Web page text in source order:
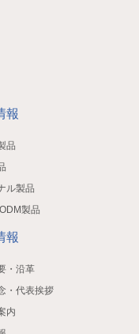
報
品
ル製品
製品
報
・沿革
・代表挨拶
内